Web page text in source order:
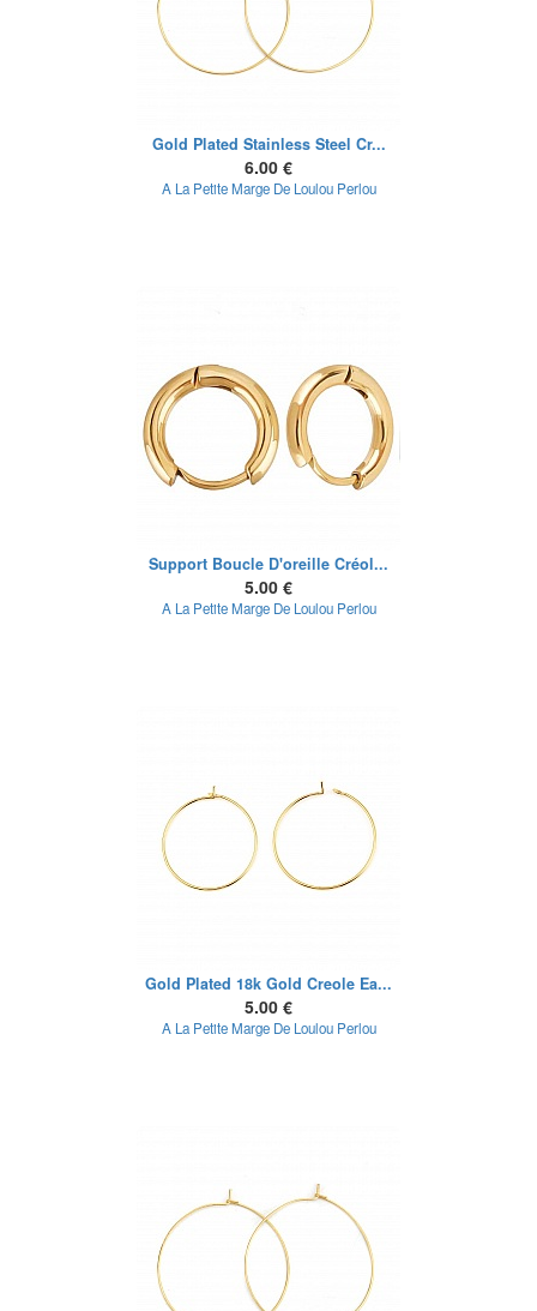
Gold Plated Stainless Steel Cr...
6.00 €
A La Petite Marge De Loulou Perlou
Support Boucle D'oreille Créol...
5.00 €
A La Petite Marge De Loulou Perlou
Gold Plated 18k Gold Creole Ea...
5.00 €
A La Petite Marge De Loulou Perlou